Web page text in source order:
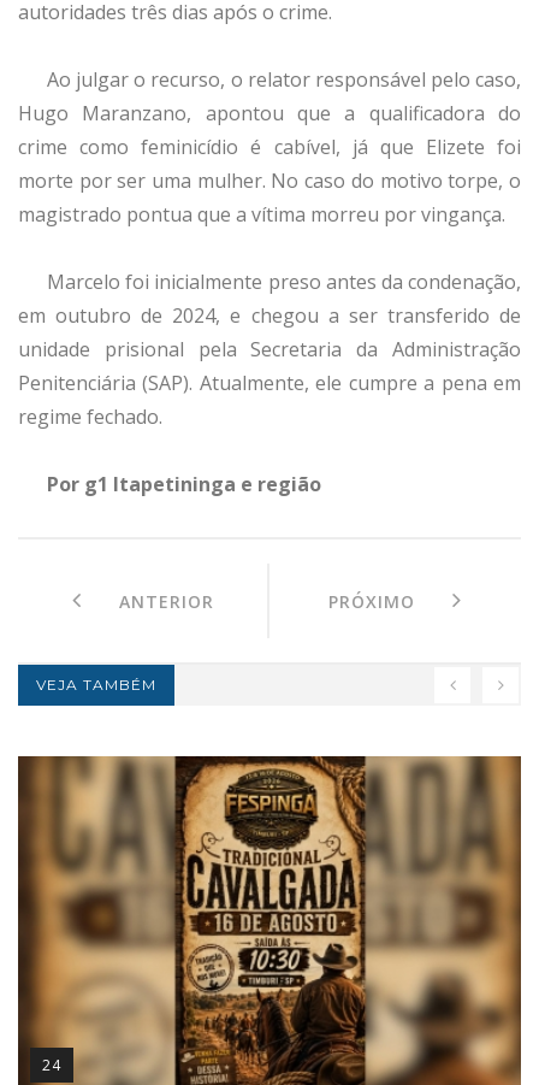
autoridades três dias após o crime.
Ao julgar o recurso, o relator responsável pelo caso,
Hugo Maranzano, apontou que a qualificadora do
crime como feminicídio é cabível, já que Elizete foi
morte por ser uma mulher. No caso do motivo torpe, o
magistrado pontua que a vítima morreu por vingança.
Marcelo foi inicialmente preso antes da condenação,
em outubro de 2024, e chegou a ser transferido de
unidade prisional pela Secretaria da Administração
Penitenciária (SAP). Atualmente, ele cumpre a pena em
regime fechado.
Por g1 Itapetininga e região
ANTERIOR PRÓXIMO
VEJA TAMBÉM
24